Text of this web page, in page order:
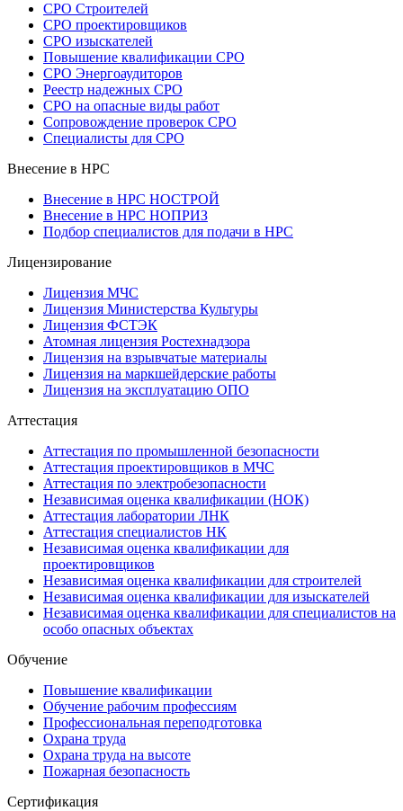
СРО Строителей
СРО проектировщиков
СРО изыскателей
Повышение квалификации СРО
СРО Энергоаудиторов
Реестр надежных СРО
СРО на опасные виды работ
Сопровождение проверок СРО
Специалисты для СРО
Внесение в НРС
Внесение в НРС НОСТРОЙ
Внесение в НРС НОПРИЗ
Подбор специалистов для подачи в НРС
Лицензирование
Лицензия МЧС
Лицензия Министерства Культуры
Лицензия ФСТЭК
Атомная лицензия Ростехнадзора
Лицензия на взрывчатые материалы
Лицензия на маркшейдерские работы
Лицензия на эксплуатацию ОПО
Аттестация
Аттестация по промышленной безопасности
Аттестация проектировщиков в МЧС
Аттестация по электробезопасности
Независимая оценка квалификации (НОК)
Аттестация лаборатории ЛНК
Аттестация специалистов НК
Независимая оценка квалификации для
проектировщиков
Независимая оценка квалификации для строителей
Независимая оценка квалификации для изыскателей
Независимая оценка квалификации для специалистов на
особо опасных объектах
Обучение
Повышение квалификации
Обучение рабочим профессиям
Профессиональная переподготовка
Охрана труда
Охрана труда на высоте
Пожарная безопасность
Сертификация